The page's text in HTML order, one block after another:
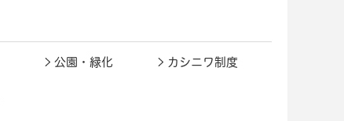
公園・緑化 カシニワ制度